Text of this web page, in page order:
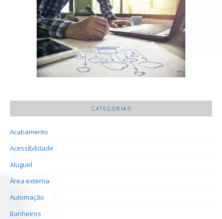
CATEGORIAS
Acabamento
Acessibilidade
Aluguel
Área externa
Automação
Banheiros